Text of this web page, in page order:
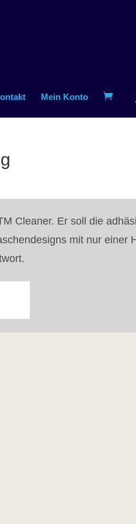
Mein Konto
Cleaner. Er soll die
mit nur einer